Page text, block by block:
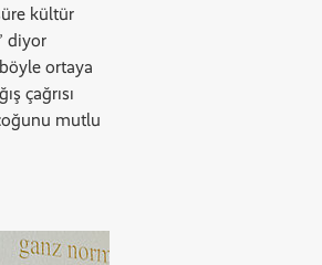
kültür
diyor
ortaya
çağrısı
mutlu